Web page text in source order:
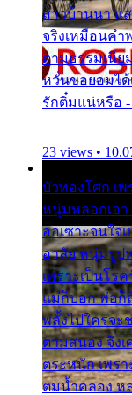
สาวบ้านนา แ
จริงเหมือนคำ
ตามธรรมเนีย
หวั่นขอยอมได้
รักติ๋มแน่หรือ -
23 views •
บัวทองโศก เ
หนุ่มหลอกเอา
ออเซาะจนใจ
อาลัย หนุ่มรูป
เพราะเป็นโร
แม่ก็บอก พ่อก็
พลั้งไปใครจะ
ตามสนอง จึง
ตระหนัก เพร
ตมน้ำคลอง ห